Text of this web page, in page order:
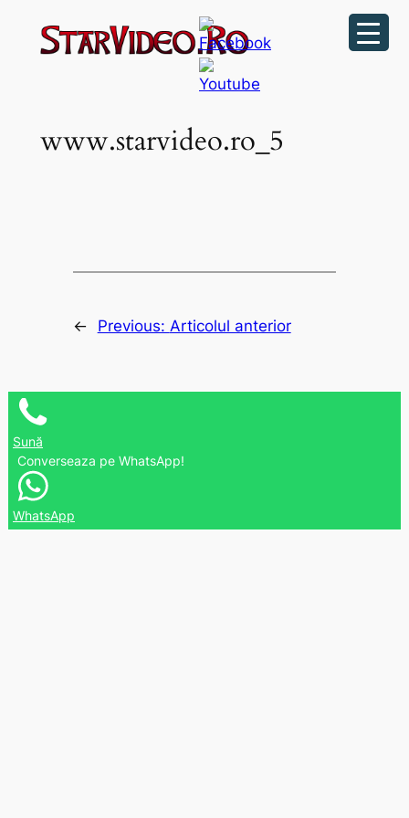
www.starvideo.ro_5
← Previous: Articolul anterior
Sună
Converseaza pe WhatsApp!
WhatsApp